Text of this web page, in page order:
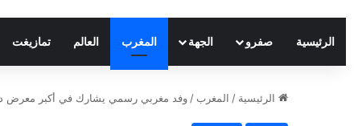
الرئيسية صفرو الجهة المغرب العالم تمازيغت
الرئيسية / المغرب / وفد مغربي رسمي يشارك في أكبر معرض